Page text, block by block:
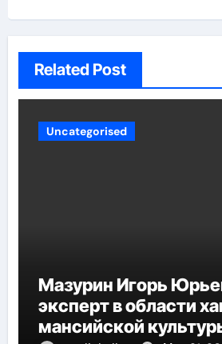
Related Post
Uncategorised
Мазурин Игорь
эксперт в области
мансийской